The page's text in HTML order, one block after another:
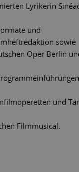
Lyrikerin
und
sowie
Oper Berlin
und
Filmmusical.